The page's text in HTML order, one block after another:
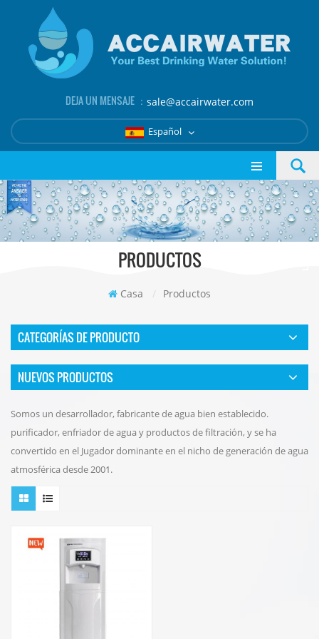
DEJA UN MENSAJE ： sale@accairwater.com
Español
PRODUCTOS
Casa / Productos
CATEGORÍAS DE PRODUCTO
NUEVOS PRODUCTOS
Somos un desarrollador, fabricante de agua bien establecido.
purificador, enfriador de agua y productos de filtración, y se ha
convertido en el Jugador dominante en el nicho de generación de agua
atmosférica desde 2001.